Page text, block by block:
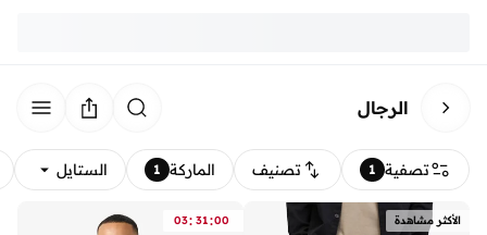
الرجال
تصفية 1 تصنيف الماركة 1 الستايل
الأكثر مشاهدة 03: 31:00